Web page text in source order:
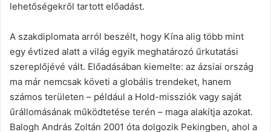
lehetőségekről tartott előadást.
A szakdiplomata arról beszélt, hogy Kína alig több mint
egy évtized alatt a világ egyik meghatározó űrkutatási
szereplőjévé vált. Előadásában kiemelte: az ázsiai ország
ma már nemcsak követi a globális trendeket, hanem
számos területen – például a Hold-missziók vagy saját
űrállomásának működtetése terén – maga alakítja azokat.
Balogh András Zoltán 2001 óta dolgozik Pekingben, ahol a